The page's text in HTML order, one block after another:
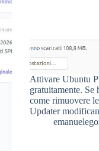
Attivare Ubuntu
gratuitamente.
come rimuovere
Updater